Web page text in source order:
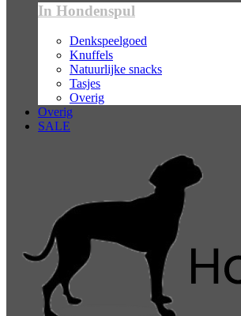
In Hondenspul
Denkspeelgoed
Knuffels
Natuurlijke snacks
Tasjes
Overig
Overig
SALE